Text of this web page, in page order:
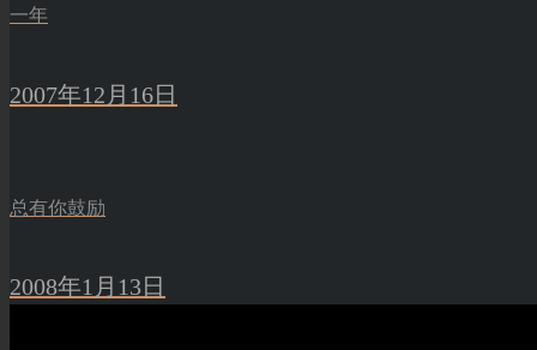
一年
2007年12月16日
总有你鼓励
2008年1月13日